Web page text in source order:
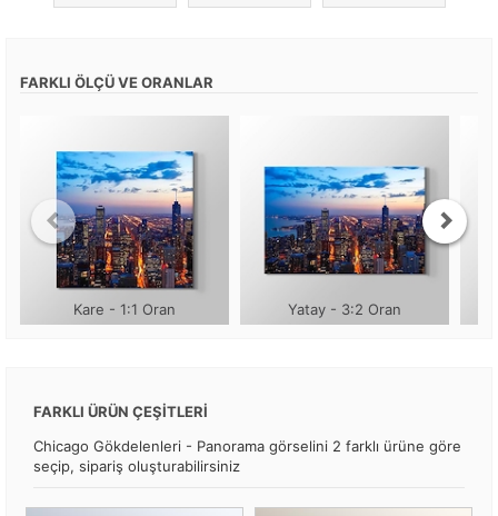
FARKLI ÖLÇÜ VE ORANLAR
Kare - 1:1 Oran Yatay - 3:2 Oran
FARKLI ÜRÜN ÇEŞİTLERİ
Chicago Gökdelenleri - Panorama görselini 2 farklı ürüne göre
seçip, sipariş oluşturabilirsiniz